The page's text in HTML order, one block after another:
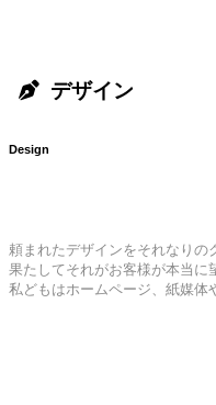
デザイン
Design
頼まれたデザインをそれなりの
果たしてそれがお客様が本当に
私どもはホームページ、紙媒体